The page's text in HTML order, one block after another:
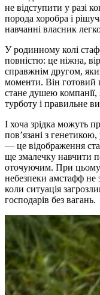
не відступити у разі
порода хоробра і
навчанні власник
У родинному колі
повністю: це ніжна,
справжнім другом,
моменти. Він готовий
стане душею
турботу і правильне
І хоча зрідка можуть
пов’язані з
— це відображення
ще змалечку навчити
оточуючим. При цьому
небезпеки амстафф не
коли ситуація
господарів без вагань.